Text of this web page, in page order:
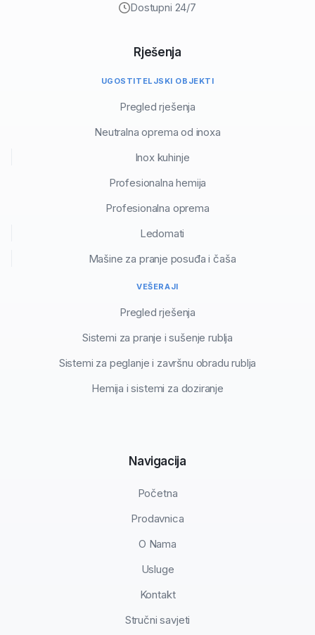
Dostupni 24/7
Rješenja
UGOSTITELJSKI OBJEKTI
Pregled rješenja
Neutralna oprema od inoxa
Inox kuhinje
Profesionalna hemija
Profesionalna oprema
Ledomati
Mašine za pranje posuđa i čaša
VEŠERAJI
Pregled rješenja
Sistemi za pranje i sušenje rublja
Sistemi za peglanje i završnu obradu rublja
Hemija i sistemi za doziranje
Navigacija
Početna
Prodavnica
O Nama
Usluge
Kontakt
Stručni savjeti